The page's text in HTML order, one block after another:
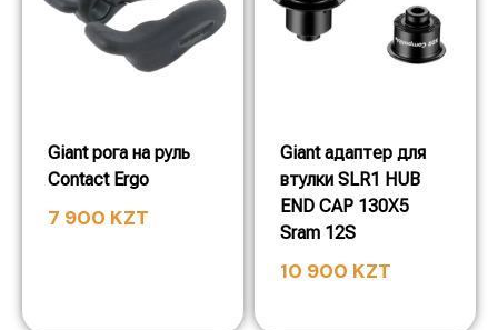
Giant рога на руль
Contact Ergo
7 900 KZT
Giant адаптер для
втулки SLR1 HUB
END CAP 130X5
Sram 12S
10 900 KZT